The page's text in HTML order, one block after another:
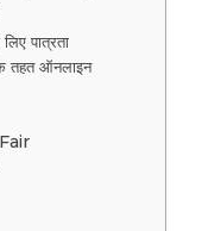
पात्रता
ऑनलाइन